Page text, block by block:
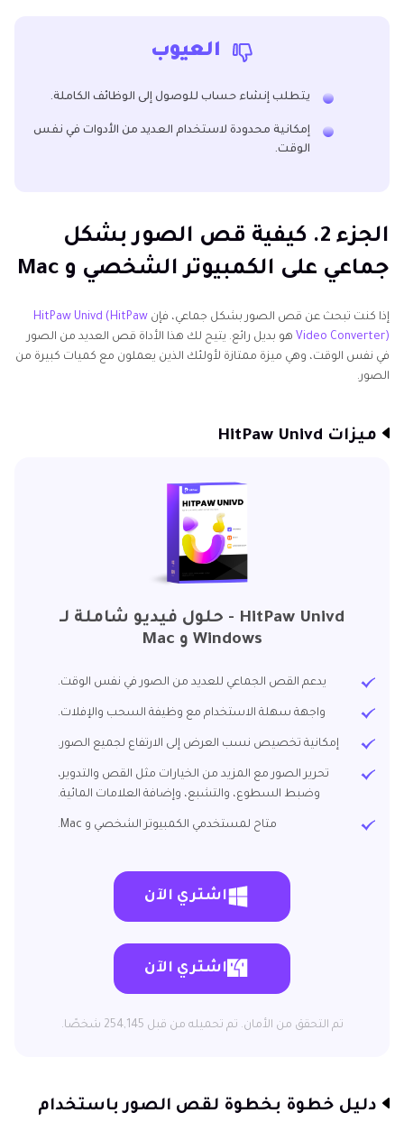
العيوب
يتطلب إنشاء حساب للوصول إلى الوظائف الكاملة.
إمكانية محدودة لاستخدام العديد من الأدوات في نفس
الوقت.
الجزء 2. كيفية قص الصور بشكل
جماعي على الكمبيوتر الشخصي و Mac
إذا كنت تبحث عن قص الصور بشكل جماعي، فإن HitPaw Univd (HitPaw
Video Converter) هو بديل رائع. يتيح لك هذا الأداة قص العديد من الصور
في نفس الوقت، وهي ميزة ممتازة لأولئك الذين يعملون مع كميات كبيرة من
الصور.
ميزات HitPaw Univd
HitPaw Univd - حلول فيديو شاملة لـ
Windows و Mac
يدعم القص الجماعي للعديد من الصور في نفس الوقت.
واجهة سهلة الاستخدام مع وظيفة السحب والإفلات.
إمكانية تخصيص نسب العرض إلى الارتفاع لجميع الصور.
تحرير الصور مع المزيد من الخيارات مثل القص والتدوير،
وضبط السطوع، والتشبع، وإضافة العلامات المائية.
متاح لمستخدمي الكمبيوتر الشخصي و Mac.
اشتري الآن
اشتري الآن
تم التحقق من الأمان. تم تحميله من قبل 254,145 شخصًا.
دليل خطوة بخطوة لقص الصور باستخدام